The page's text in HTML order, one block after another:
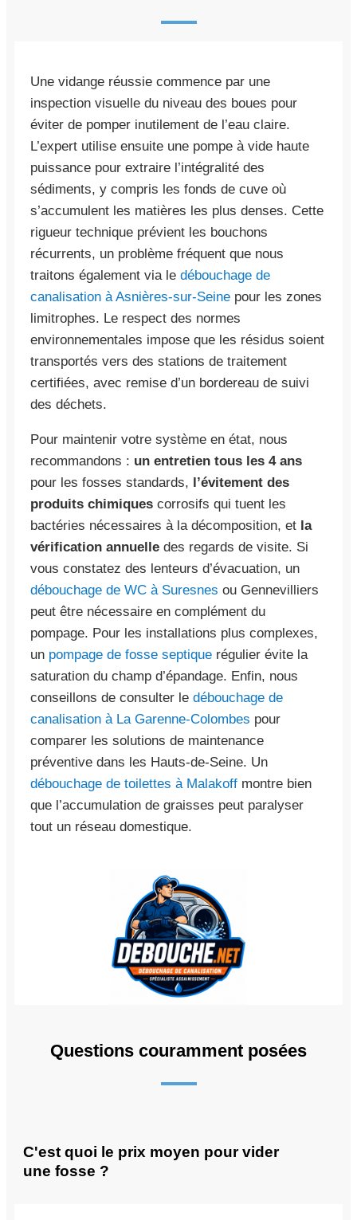
Une vidange réussie commence par une
inspection visuelle du niveau des boues pour
éviter de pomper inutilement de l’eau claire.
L’expert utilise ensuite une pompe à vide haute
puissance pour extraire l’intégralité des
sédiments, y compris les fonds de cuve où
s’accumulent les matières les plus denses. Cette
rigueur technique prévient les bouchons
récurrents, un problème fréquent que nous
traitons également via le débouchage de
canalisation à Asnières-sur-Seine pour les zones
limitrophes. Le respect des normes
environnementales impose que les résidus soient
transportés vers des stations de traitement
certifiées, avec remise d’un bordereau de suivi
des déchets.
Pour maintenir votre système en état, nous
recommandons : un entretien tous les 4 ans
pour les fosses standards, l’évitement des
produits chimiques corrosifs qui tuent les
bactéries nécessaires à la décomposition, et la
vérification annuelle des regards de visite. Si
vous constatez des lenteurs d’évacuation, un
débouchage de WC à Suresnes ou Gennevilliers
peut être nécessaire en complément du
pompage. Pour les installations plus complexes,
un pompage de fosse septique régulier évite la
saturation du champ d’épandage. Enfin, nous
conseillons de consulter le débouchage de
canalisation à La Garenne-Colombes pour
comparer les solutions de maintenance
préventive dans les Hauts-de-Seine. Un
débouchage de toilettes à Malakoff montre bien
que l’accumulation de graisses peut paralyser
tout un réseau domestique.
Questions couramment posées
C'est quoi le prix moyen pour vider
une fosse ?